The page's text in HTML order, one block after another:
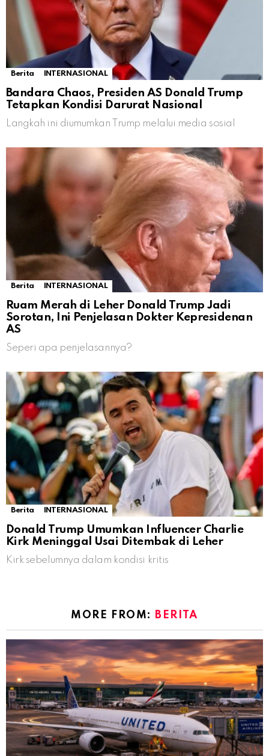
Berita INTERNASIONAL
Bandara Chaos, Presiden AS Donald Trump
Tetapkan Kondisi Darurat Nasional
Langkah ini diumumkan Trump melalui media sosial
Berita INTERNASIONAL
Ruam Merah di Leher Donald Trump Jadi
Sorotan, Ini Penjelasan Dokter Kepresidenan
AS
Seperi apa penjelasannya?
Berita INTERNASIONAL
Donald Trump Umumkan Influencer Charlie
Kirk Meninggal Usai Ditembak di Leher
Kirk sebelumnya dalam kondisi kritis
MORE FROM: BERITA